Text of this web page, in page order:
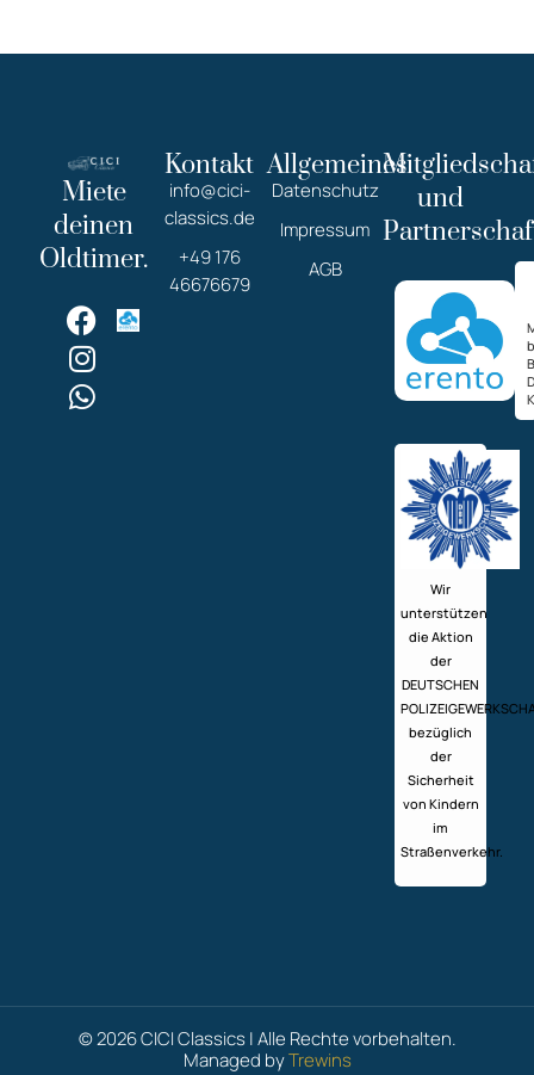
Miete
deinen
Oldtimer.
Kontakt
info@cici-
classics.de
+49 176
46676679
Allgemeines
Datenschutz
Impressum
AGB
und
Wir
unterstützen
die Aktion
der
DEUTSCHEN
bezüglich
der
Sicherheit
von Kindern
im
Straßenverkehr.
© 2026 CICI Classics | Alle Rechte vorbehalten.
Managed byTrewins